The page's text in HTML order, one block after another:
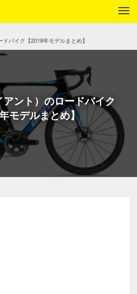
バイク【2018年モデルまとめ】
ント）のロードバイク
モデルまとめ】